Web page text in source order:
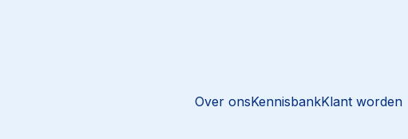
Over onsKennisbankKlant worden